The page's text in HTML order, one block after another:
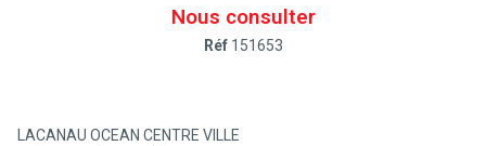
Nous consulter
Réf 151653
LACANAU OCEAN CENTRE VILLE